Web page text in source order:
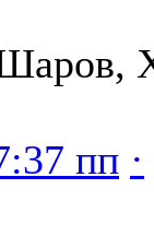
пп ·